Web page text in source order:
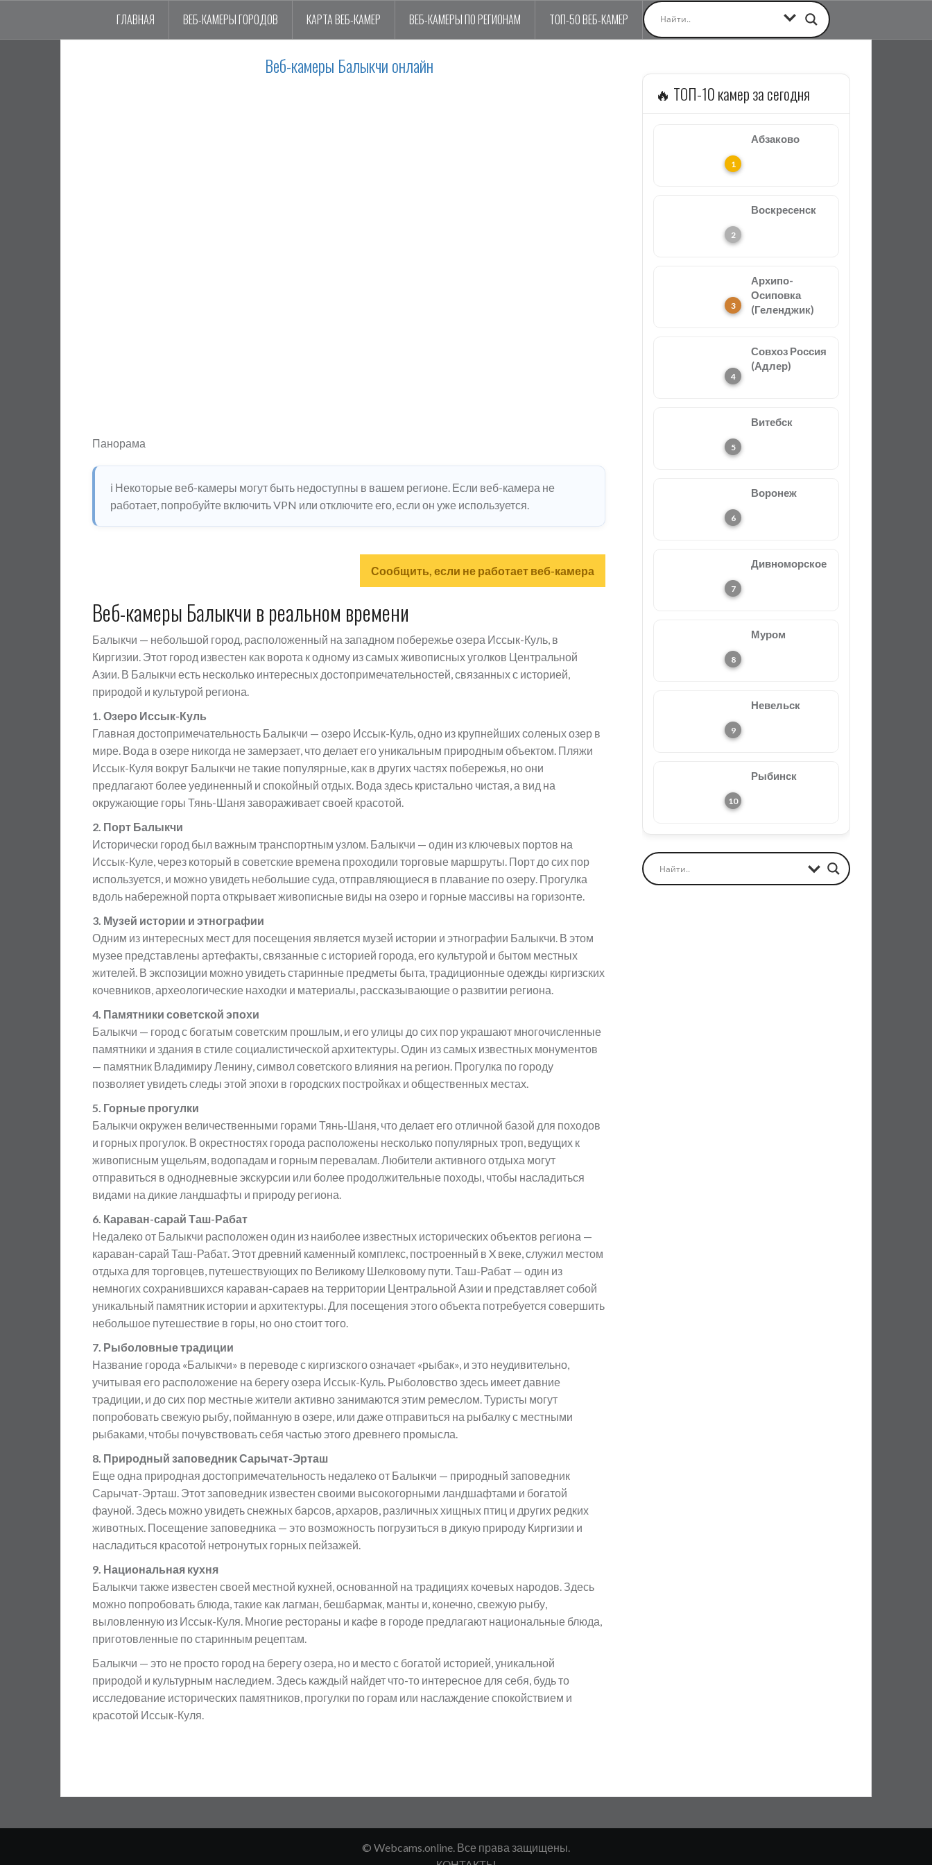
ГЛАВНАЯ ВЕБ-КАМЕРЫ ГОРОДОВ КАРТА ВЕБ-КАМЕР ВЕБ-КАМЕРЫ ПО РЕГИОНАМ ТОП-50 ВЕБ-КАМЕР
Веб-камеры Балыкчи онлайн
Панорама
ℹ️ Некоторые веб-камеры могут быть недоступны в вашем регионе. Если веб-камера не
работает, попробуйте включить VPN или отключите его, если он уже используется.
Сообщить, если не работает веб-камера
Веб-камеры Балыкчи в реальном времени
Балыкчи — небольшой город, расположенный на западном побережье озера Иссык-Куль, в
Киргизии. Этот город известен как ворота к одному из самых живописных уголков Центральной
Азии. В Балыкчи есть несколько интересных достопримечательностей, связанных с историей,
природой и культурой региона.
1. Озеро Иссык-Куль
Главная достопримечательность Балыкчи — озеро Иссык-Куль, одно из крупнейших соленых озер в
мире. Вода в озере никогда не замерзает, что делает его уникальным природным объектом. Пляжи
Иссык-Куля вокруг Балыкчи не такие популярные, как в других частях побережья, но они
предлагают более уединенный и спокойный отдых. Вода здесь кристально чистая, а вид на
окружающие горы Тянь-Шаня завораживает своей красотой.
2. Порт Балыкчи
Исторически город был важным транспортным узлом. Балыкчи — один из ключевых портов на
Иссык-Куле, через который в советские времена проходили торговые маршруты. Порт до сих пор
используется, и можно увидеть небольшие суда, отправляющиеся в плавание по озеру. Прогулка
вдоль набережной порта открывает живописные виды на озеро и горные массивы на горизонте.
3. Музей истории и этнографии
Одним из интересных мест для посещения является музей истории и этнографии Балыкчи. В этом
музее представлены артефакты, связанные с историей города, его культурой и бытом местных
жителей. В экспозиции можно увидеть старинные предметы быта, традиционные одежды киргизских
кочевников, археологические находки и материалы, рассказывающие о развитии региона.
4. Памятники советской эпохи
Балыкчи — город с богатым советским прошлым, и его улицы до сих пор украшают многочисленные
памятники и здания в стиле социалистической архитектуры. Один из самых известных монументов
— памятник Владимиру Ленину, символ советского влияния на регион. Прогулка по городу
позволяет увидеть следы этой эпохи в городских постройках и общественных местах.
5. Горные прогулки
Балыкчи окружен величественными горами Тянь-Шаня, что делает его отличной базой для походов
и горных прогулок. В окрестностях города расположены несколько популярных троп, ведущих к
живописным ущельям, водопадам и горным перевалам. Любители активного отдыха могут
отправиться в однодневные экскурсии или более продолжительные походы, чтобы насладиться
видами на дикие ландшафты и природу региона.
6. Караван-сарай Таш-Рабат
Недалеко от Балыкчи расположен один из наиболее известных исторических объектов региона —
караван-сарай Таш-Рабат. Этот древний каменный комплекс, построенный в X веке, служил местом
отдыха для торговцев, путешествующих по Великому Шелковому пути. Таш-Рабат — один из
немногих сохранившихся караван-сараев на территории Центральной Азии и представляет собой
уникальный памятник истории и архитектуры. Для посещения этого объекта потребуется совершить
небольшое путешествие в горы, но оно стоит того.
7. Рыболовные традиции
Название города «Балыкчи» в переводе с киргизского означает «рыбак», и это неудивительно,
учитывая его расположение на берегу озера Иссык-Куль. Рыболовство здесь имеет давние
традиции, и до сих пор местные жители активно занимаются этим ремеслом. Туристы могут
попробовать свежую рыбу, пойманную в озере, или даже отправиться на рыбалку с местными
рыбаками, чтобы почувствовать себя частью этого древнего промысла.
8. Природный заповедник Сарычат-Эрташ
Еще одна природная достопримечательность недалеко от Балыкчи — природный заповедник
Сарычат-Эрташ. Этот заповедник известен своими высокогорными ландшафтами и богатой
фауной. Здесь можно увидеть снежных барсов, архаров, различных хищных птиц и других редких
животных. Посещение заповедника — это возможность погрузиться в дикую природу Киргизии и
насладиться красотой нетронутых горных пейзажей.
9. Национальная кухня
Балыкчи также известен своей местной кухней, основанной на традициях кочевых народов. Здесь
можно попробовать блюда, такие как лагман, бешбармак, манты и, конечно, свежую рыбу,
выловленную из Иссык-Куля. Многие рестораны и кафе в городе предлагают национальные блюда,
приготовленные по старинным рецептам.
Балыкчи — это не просто город на берегу озера, но и место с богатой историей, уникальной
природой и культурным наследием. Здесь каждый найдет что-то интересное для себя, будь то
исследование исторических памятников, прогулки по горам или наслаждение спокойствием и
красотой Иссык-Куля.
🔥 ТОП-10 камер за сегодня
Абзаково
Воскресенск
Архипо-
Осиповка
(Геленджик)
Совхоз Россия
(Адлер)
Витебск
Воронеж
Дивноморское
Муром
Невельск
Рыбинск
© Webcams.online. Все права защищены.